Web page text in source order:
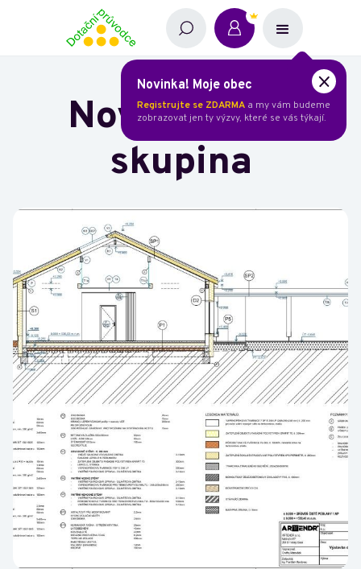
Novinka! Moje obec
Registrujte se ZDARMA a my vám budeme
zobrazovat jen ty výzvy, které se vás týkají.
Nová dětská
skupina